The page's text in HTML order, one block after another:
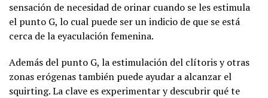
sensación de necesidad de orinar cuando se les estimula
el punto G, lo cual puede ser un indicio de que se está
cerca de la eyaculación femenina.
Además del punto G, la estimulación del clítoris y otras
zonas erógenas también puede ayudar a alcanzar el
squirting. La clave es experimentar y descubrir qué te